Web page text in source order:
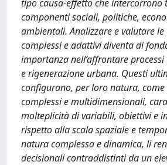
tipo causa-effetto che intercorrono
componenti sociali, politiche,
ambientali. Analizzare e valutare
complessi e adattivi diventa di
importanza nell’affrontare
e rigenerazione urbana. Questi
configurano, per loro natura, come
complessi e multidimensionali,
molteplicità di variabili, obiettivi e
rispetto alla scala spaziale e
natura complessa e dinamica, li
decisionali contraddistinti da un